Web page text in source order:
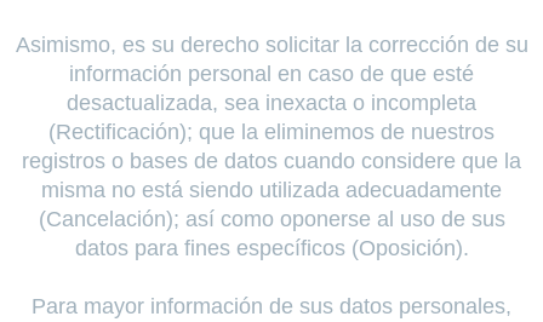
Asimismo, es su derecho solicitar la corrección de su
información personal en caso de que esté
desactualizada, sea inexacta o incompleta
(Rectificación); que la eliminemos de nuestros
registros o bases de datos cuando considere que la
misma no está siendo utilizada adecuadamente
(Cancelación); así como oponerse al uso de sus
datos para fines específicos (Oposición).
Para mayor información de sus datos personales,